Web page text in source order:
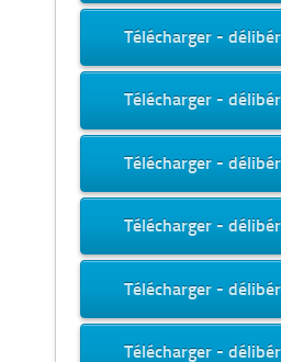
Télécharger -
Télécharger -
Télécharger -
Télécharger -
Télécharger -
Télécharger -